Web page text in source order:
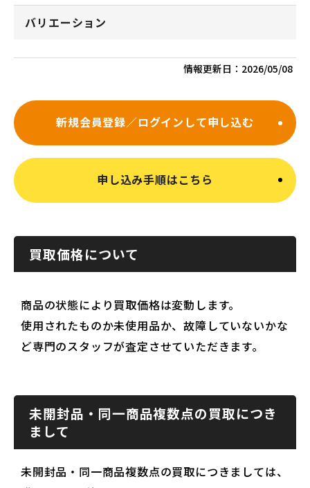
バリエーション
情報更新日： 2026/05/08
新規会員登録／ログインして申し込む
申し込み手順はこちら
買取価格について
商品の状態により買取価格は変動します。
使用されたものか未使用品か、故障していないかな
ど専門のスタッフが査定させていただきます。
未開封品・同一商品複数点の買取につき
まして
未開封品・同一商品複数点の買取につきましては、